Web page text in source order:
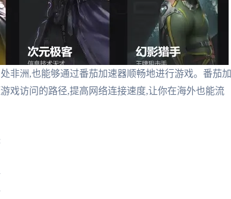
非洲,也能够通过番茄加速器顺畅地进行游戏。番茄加
戏访问的路径,提高网络连接速度,让你在海外也能流